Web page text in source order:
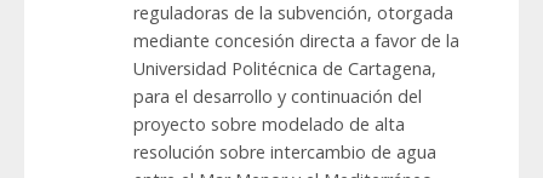
reguladoras de la subvención, otorgada
mediante concesión directa a favor de la
Universidad Politécnica de Cartagena,
para el desarrollo y continuación del
proyecto sobre modelado de alta
resolución sobre intercambio de agua